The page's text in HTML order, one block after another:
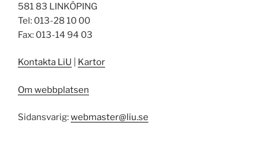
581 83 LINKÖPING
Tel: 013-28 10 00
Fax: 013-14 94 03
Kontakta LiU Kartor
Om webbplatsen
Sidansvarig:webmaster@liu.se